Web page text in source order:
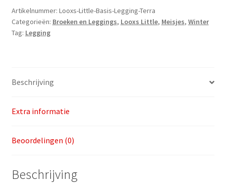
Pointel
v.a.
maat
Artikelnummer: Looxs-Little-Basis-Legging-Terra
Categorieën: Broeken en Leggings, Looxs Little, Meisjes, Winter
Tag: Legging
Beschrijving
Extra informatie
Beoordelingen (0)
Beschrijving